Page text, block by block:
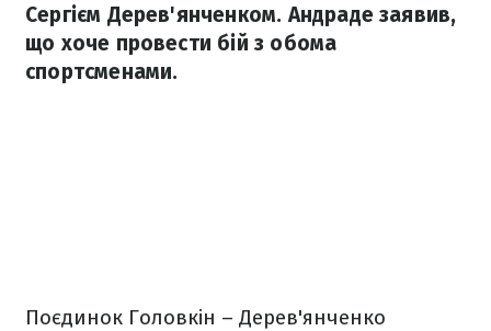
Сергієм Дерев'янченком. Андраде заявив,
що хоче провести бій з обома
спортсменами.
Поєдинок Головкін – Дерев'янченко